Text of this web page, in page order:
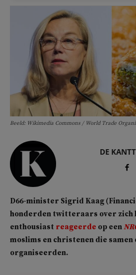
Beeld: Wikimedia Commons / World Trade
DE
D66-minister Sigrid Kaag
honderden twitteraars over zich
enthousiast reageerde op een
moslims en christenen die samen
organiseerden.